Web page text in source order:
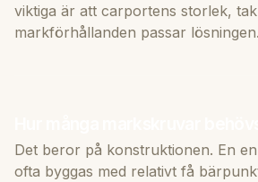
viktiga är att carportens storlek,
markförhållanden passar lösningen.
Det beror på konstruktionen. En
ofta byggas med relativt få